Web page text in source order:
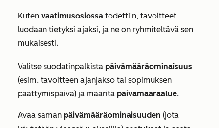
Kuten vaatimusosiossa todettiin, tavoitteet
luodaan tietyksi ajaksi, ja ne on ryhmiteltävä sen
mukaisesti.
Valitse suodatinpalkista päivämääräominaisuus
(esim. tavoitteen ajanjakso tai sopimuksen
päättymispäivä) ja määritä päivämääräalue.
Avaa saman päivämääräominaisuuden (jota